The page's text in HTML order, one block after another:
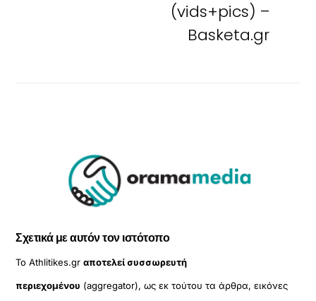
(vids+pics) –
Basketa.gr
Σχετικά με αυτόν τον ιστότοπο
Το Athlitikes.grαποτελεί συσσωρευτή
περιεχομένου (aggregator), ως εκ τούτου τα άρθρα, εικόνες